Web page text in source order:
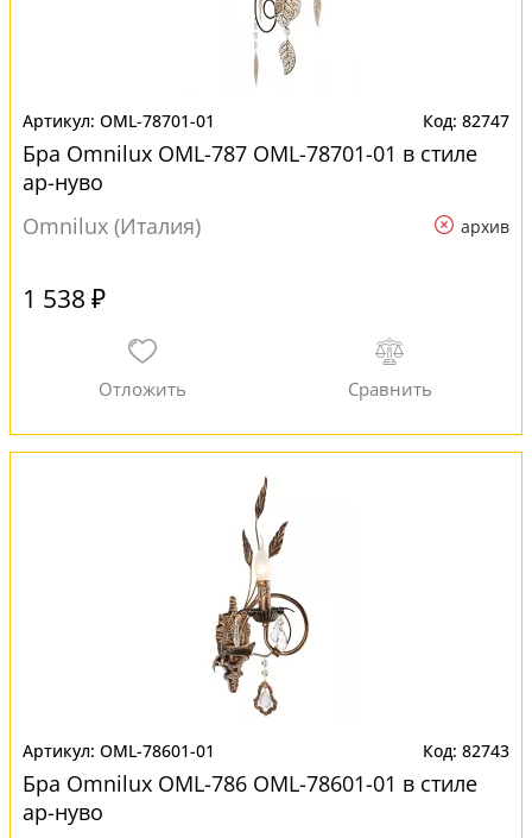
OML-78701-01 82747
Бра Omnilux OML-787 OML-78701-01 в стиле
ар-нуво
Omnilux (Италия)
архив
1 538 ₽
OML-78601-01 82743
Бра Omnilux OML-786 OML-78601-01 в стиле
ар-нуво